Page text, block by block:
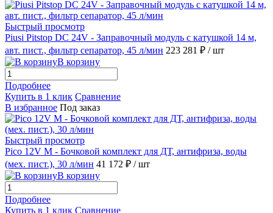
Быстрый просмотр
Piusi Pitstop DC 24V - Заправочный модуль с катушкой 14 м,
авт. пист., фильтр сепаратор, 45 л/мин 223 281 ₽ / шт
В корзину
Подробнее
Купить в 1 клик Сравнение
В избранное Под заказ
Быстрый просмотр
Pico 12V M - Бочковой комплект для ДТ, антифриза, воды
(мех. пист.), 30 л/мин 41 172 ₽ / шт
В корзину
Подробнее
Купить в 1 клик Сравнение